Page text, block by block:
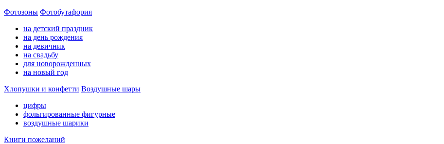
Фотозоны Фотобутафория
на детский праздник
на день рождения
на девичник
на свадьбу
для новорожденных
на новый год
Хлопушки и конфетти Воздушные шары
цифры
фольгированные фигурные
воздушные шарики
Книги пожеланий